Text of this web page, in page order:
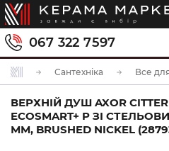
067 322 7597
Сантехніка Все
ВЕРХНІЙ ДУШ AXOR
ECOSMART+ P ЗІ
ММ, BRUSHED NICKEL